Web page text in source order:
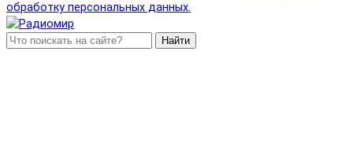
обработку персональных данных.
Найти